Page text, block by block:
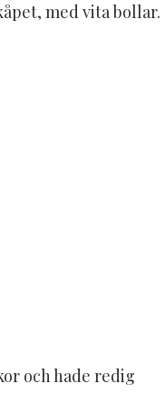
med vita bollar.
och hade redig